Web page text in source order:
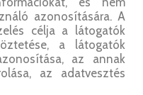
azonosítására. A
célja a látogatók
a látogatók
az annak
az adatvesztés